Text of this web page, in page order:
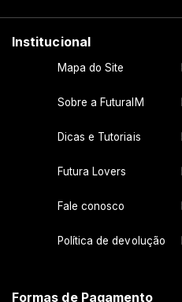
Institucional
Mapa do Site
Sobre a FuturaIM
Dicas e Tutoriais
Futura Lovers
Fale conosco
Política de devolução
Formas de Pagamento